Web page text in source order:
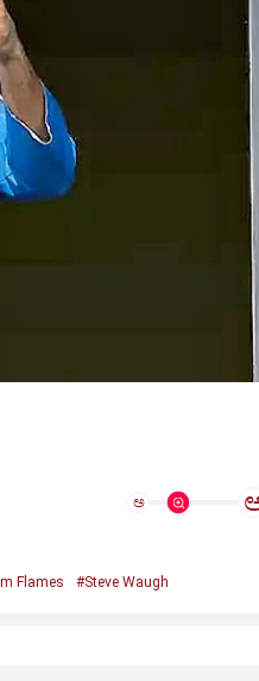
ಅ
Flames #Steve Waugh